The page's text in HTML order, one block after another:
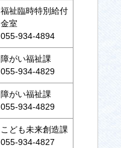
福祉臨時特別給付
金室
055-934-4894
障がい福祉課
055-934-4829
障がい福祉課
055-934-4829
こども未来創造課
055-934-4827